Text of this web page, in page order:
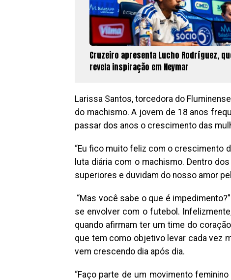
Cruzeiro apresenta Lucho Rodríguez,
revela inspiração em Neymar
Larissa Santos, torcedora do
do machismo. A jovem de 18 anos
passar dos anos o crescimento das
“Eu fico muito feliz com o crescimento
luta diária com o machismo. Dentro
superiores e duvidam do nosso amor
“Mas você sabe o que é
se envolver com o futebol.
quando afirmam ter um time do
que tem como objetivo levar cada vez
vem crescendo dia após dia.
“Faço parte de um movimento